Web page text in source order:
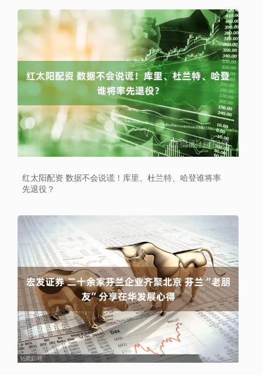
红太阳配资 数据不会说谎！库里、杜兰特、哈登谁将率
先退役？